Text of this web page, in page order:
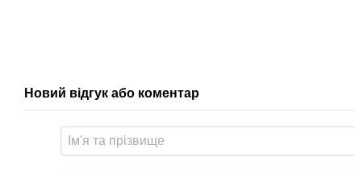
Новий відгук або коментар